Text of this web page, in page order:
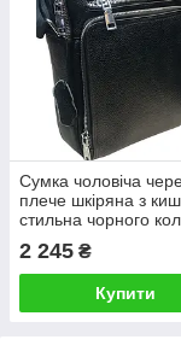
Сумка чоловіча
плече шкіряна з
стильна чорного
2 245 ₴
Купити